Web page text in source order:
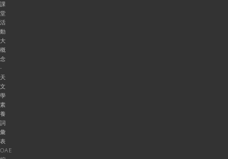
課
堂
活
動
大
概
念
-
天
文
學
素
養
詞
彙
表
OAE